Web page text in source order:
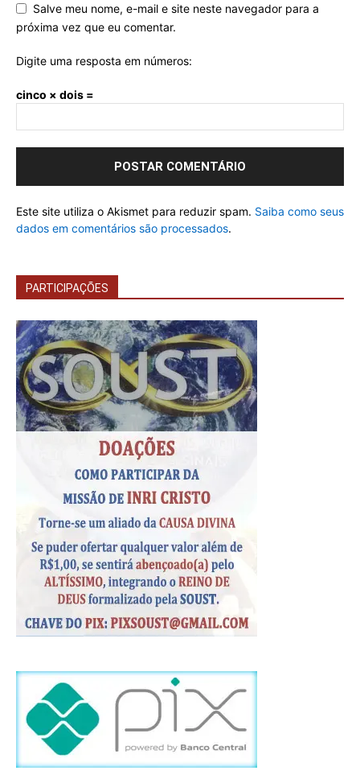
Salve meu nome, e-mail e site neste navegador para a
próxima vez que eu comentar.
Digite uma resposta em números:
cinco × dois =
Este site utiliza o Akismet para reduzir spam. Saiba como seus
dados em comentários são processados.
PARTICIPAÇÕES